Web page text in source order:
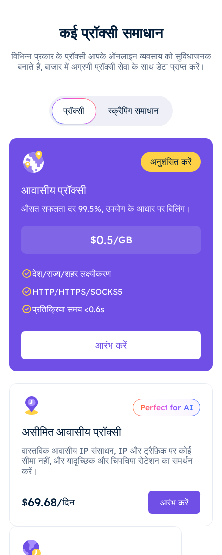
कई प्रॉक्सी समाधान
विभिन्न प्रकार के प्रॉक्सी आपके ऑनलाइन व्यवसाय को सुविधाजनक
बनाते हैं, बाजार में अग्रणी प्रॉक्सी सेवा के साथ डेटा प्राप्त करें।
प्रॉक्सी स्क्रैपिंग समाधान
अनुशंसित करें
आवासीय प्रॉक्सी
औसत सफलता दर 99.5%, उपयोग के आधार पर बिलिंग।
$0.5/GB
देश/राज्य/शहर लक्ष्यीकरण
HTTP/HTTPS/SOCKS5
प्रतिक्रिया समय <0.6s
आरंभ करें
Perfect for AI
असीमित आवासीय प्रॉक्सी
वास्तविक आवासीय IP संसाधन, IP और ट्रैफ़िक पर कोई
सीमा नहीं, और यादृच्छिक और चिपचिपा रोटेशन का समर्थन
करें।
$69.68/दिन आरंभ करें